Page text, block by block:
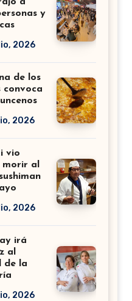
y
2026
de los
convoca
2026
vio
al
2026
irá
al
de la
2026